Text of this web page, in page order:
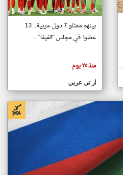
تغيير الدولة
اخبار جزر القمر على مدار الساعة
أهم اخبار جزر القمر العاجلة والمباشرة
بينهم ممثلو 7 دول عربية.. 13
عضوا في مجلس "الفيفا" ...
منذ ٢٥ يوم
ار تي عربي
klyoum.com